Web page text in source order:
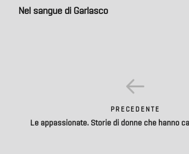
Nel sangue di Garlasco
PRECEDENTE
Le appassionate. Storie di donne che hanno